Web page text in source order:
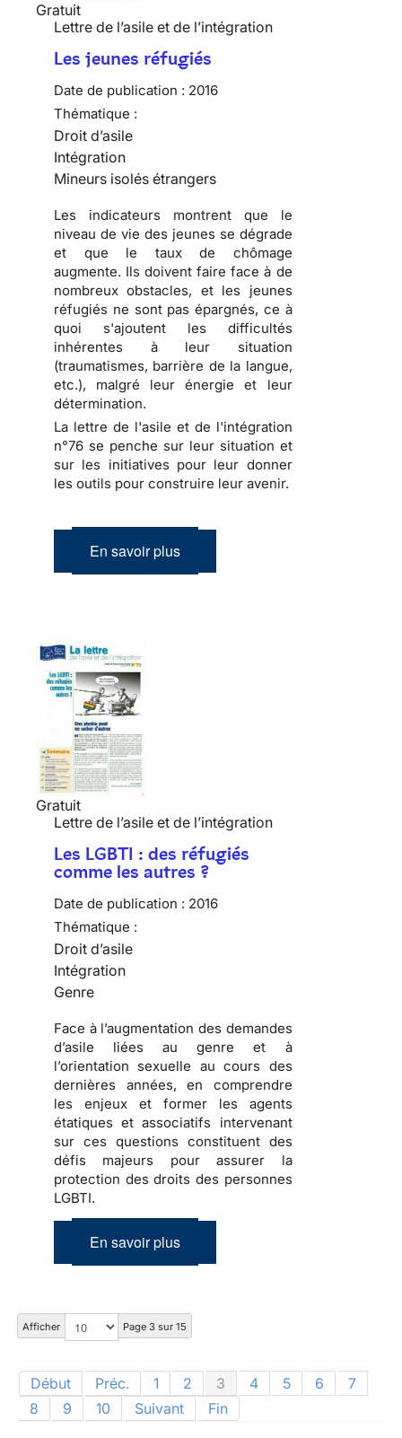
Gratuit
Lettre de l’asile et de l’intégration
Les jeunes réfugiés
Date de publication : 2016
Thématique :
Droit d’asile
Intégration
Mineurs isolés étrangers
Les indicateurs montrent que le
niveau de vie des jeunes se dégrade
et que le taux de chômage
augmente. Ils doivent faire face à de
nombreux obstacles, et les jeunes
réfugiés ne sont pas épargnés, ce à
quoi s'ajoutent les difficultés
inhérentes à leur situation
(traumatismes, barrière de la langue,
etc.), malgré leur énergie et leur
détermination.
La lettre de l'asile et de l'intégration
n°76 se penche sur leur situation et
sur les initiatives pour leur donner
les outils pour construire leur avenir.
En savoir plus
Gratuit
Lettre de l’asile et de l’intégration
Les LGBTI : des réfugiés
comme les autres ?
Date de publication : 2016
Thématique :
Droit d’asile
Intégration
Genre
Face à l’augmentation des demandes
d’asile liées au genre et à
l’orientation sexuelle au cours des
dernières années, en comprendre
les enjeux et former les agents
étatiques et associatifs intervenant
sur ces questions constituent des
défis majeurs pour assurer la
protection des droits des personnes
LGBTI.
En savoir plus
Afficher Page 3 sur 15
Début Préc. 1 2 3 4 5 6
7
8
9 10 Suivant Fin